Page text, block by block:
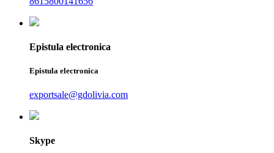
Epistula electronica
Epistula electronica
exportsale@gdolivia.com
Skype